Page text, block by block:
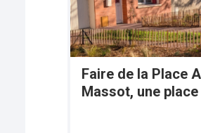
Faire de la Place
Massot, une